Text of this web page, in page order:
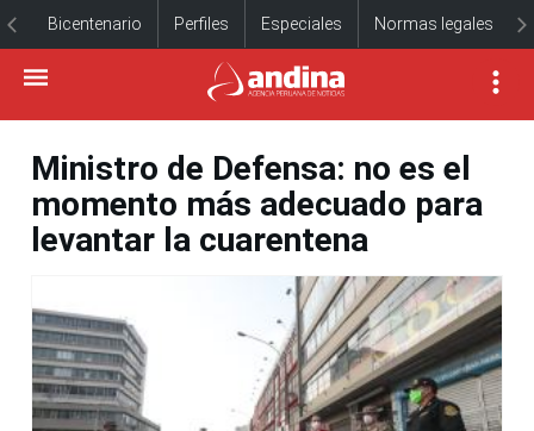
Bicentenario Perfiles Especiales Normas legales
Ministro de Defensa: no es el
momento más adecuado para
levantar la cuarentena